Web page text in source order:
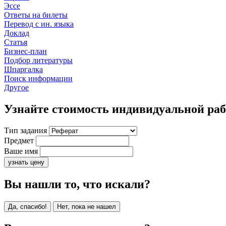
Эссе
Ответы на билеты
Перевод с ин. языка
Доклад
Статья
Бизнес-план
Подбор литературы
Шпаргалка
Поиск информации
Другое
Узнайте стоимость индивидуальной
Тип задания
Предмет
Ваше имя
узнать цену
Вы нашли то, что искали?
Да, спасибо! Нет, пока не нашел